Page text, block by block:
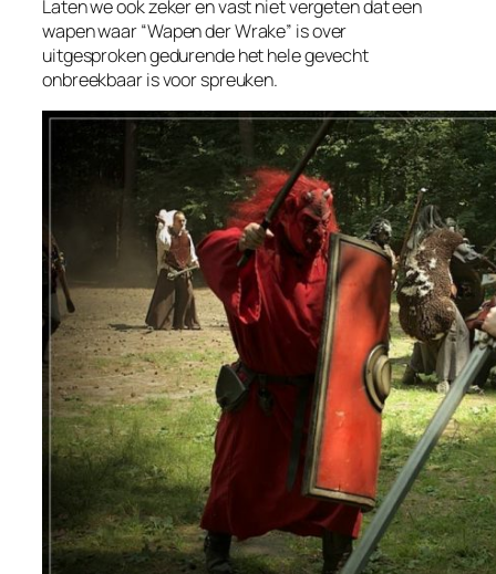
Laten we ook zeker en vast niet vergeten dat een
wapen waar “Wapen der Wrake” is over
uitgesproken gedurende het hele gevecht
onbreekbaar is voor spreuken.